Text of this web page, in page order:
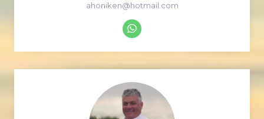
ahoniken@hotmail.com